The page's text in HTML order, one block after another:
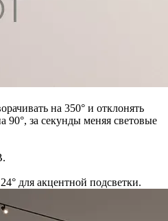
на 350° и отклонять
90°, за секунды меняя световые
для акцентной подсветки.